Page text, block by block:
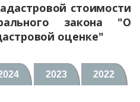
стоимости
закона "О
оценке"
2023 2022